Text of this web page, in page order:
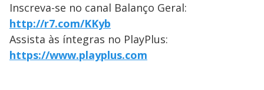
Inscreva-se no canal Balanço Geral:
http://r7.com/KKyb
Assista às íntegras no PlayPlus:
https://www.playplus.com